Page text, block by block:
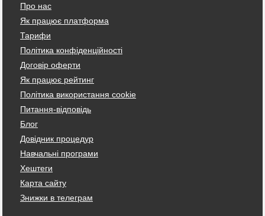
Про нас
Як працює платформа
Тарифи
Політика конфіденційності
Договір оферти
Як працює рейтинг
Політика використання cookie
Питання-відповідь
Блог
Довідник процедур
Навчальні програми
Хештеги
Карта сайту
Знижки в телеграм